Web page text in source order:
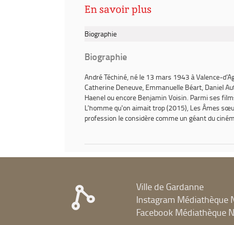
gens
côté
réalisateur,
scénariste,
André
Téchiné
En savoir plus
Biographie
Biographie
André Téchiné, né le 13 mars 1943 à Valence-
Catherine Deneuve, Emmanuelle Béart, Daniel
Haenel ou encore Benjamin Voisin. Parmi ses
L'homme qu'on aimait trop(2015), Les Âmes
profession le considère comme un géant du
Ville de Gardanne
Instagram Médiathèque
Facebook Médiathèque